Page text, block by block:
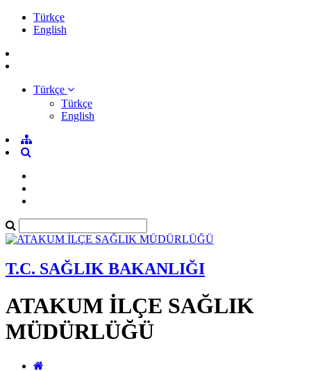
Türkçe
English
Türkçe
Türkçe
English
T.C. SAĞLIK BAKANLIĞI
ATAKUM İLÇE SAĞLIK
MÜDÜRLÜĞÜ